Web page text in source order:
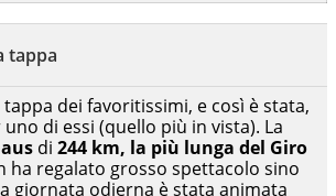
tappa
tappa dei favoritissimi, e così è stata,
di essi (quello più in vista). La
di 244 km, la più lunga del Giro
ha regalato grosso spettacolo sino
giornata odierna è stata animata